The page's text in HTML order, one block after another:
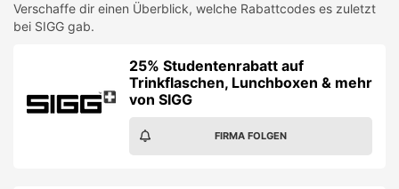
Verschaffe dir einen Überblick, welche Rabattcodes es zuletzt
bei SIGG gab.
25% Studentenrabatt auf
Trinkflaschen, Lunchboxen & mehr
von SIGG
FIRMA FOLGEN